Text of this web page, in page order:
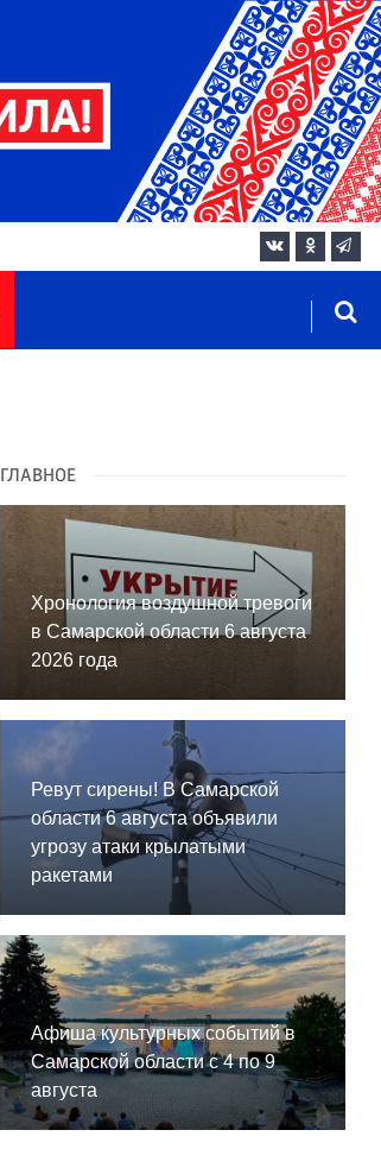
ГЛАВНОЕ
Хронология воздушной тревоги
в Самарской области 6 августа
2026 года
Ревут сирены! В Самарской
области 6 августа объявили
угрозу атаки крылатыми
ракетами
Афиша культурных событий в
Самарской области с 4 по 9
августа